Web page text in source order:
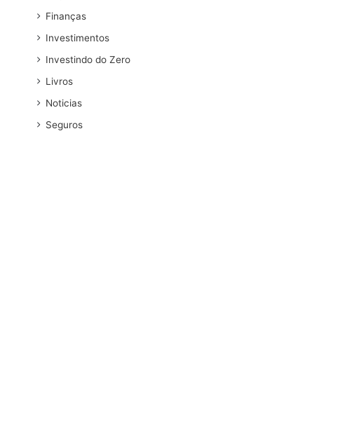
Finanças
Investimentos
Investindo do Zero
Livros
Noticias
Seguros